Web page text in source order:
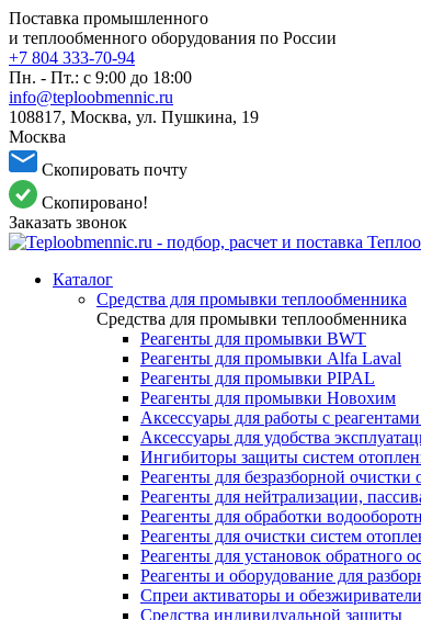
Поставка промышленного
и теплообменного оборудования по России
+7 804 333-70-94
Пн. - Пт.: с 9:00 до 18:00
info@teploobmennic.ru
108817, Москва, ул. Пушкина, 19
Москва
Скопировать почту
Скопировано!
Заказать звонок
Каталог
Средства для промывки теплообменника
Средства для промывки теплообменника
Реагенты для промывки BWT
Реагенты для промывки Alfa Laval
Реагенты для промывки PIPAL
Реагенты для промывки Новохим
Аксессуары для работы с
Аксессуары для удобства
Ингибиторы защиты систем
Реагенты для безразборной очистки
Реагенты для нейтрализации,
Реагенты для обработки
Реагенты для очистки систем
Реагенты для установок обратного
Реагенты и оборудование для
Спреи активаторы и обезжириватели
Средства индивидуальной защиты